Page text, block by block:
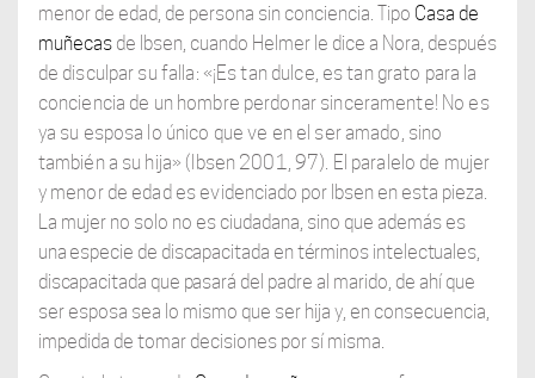
menor de edad, de persona sin conciencia. Tipo Casa de
muñecasde Ibsen, cuando Helmer le dice a Nora, después
de disculpar su falla: «¡Es tan dulce, es tan grato para la
conciencia de un hombre perdonar sinceramente! No es
ya su esposa lo único que ve en el ser amado, sino
también a su hija» (Ibsen 2001, 97). El paralelo de mujer
y menor de edad es evidenciado por Ibsen en esta pieza.
La mujer no solo no es ciudadana, sino que además es
una especie de discapacitada en términos intelectuales,
discapacitada que pasará del padre al marido, de ahí que
ser esposa sea lo mismo que ser hija y, en consecuencia,
impedida de tomar decisiones por sí misma.